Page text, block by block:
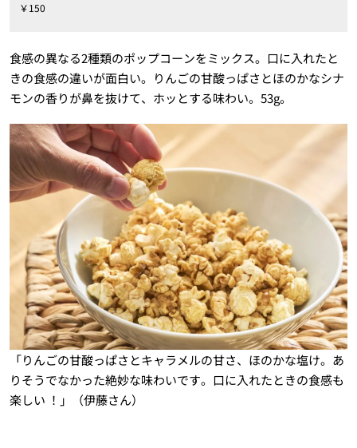
￥150
食感の異なる2種類のポップコーンをミックス。口に入れたと
きの食感の違いが面白い。りんごの甘酸っぱさとほのかなシナ
モンの香りが鼻を抜けて、ホッとする味わい。53g。
「りんごの甘酸っぱさとキャラメルの甘さ、ほのかな塩け。あ
りそうでなかった絶妙な味わいです。口に入れたときの食感も
楽しい ！」（伊藤さん）